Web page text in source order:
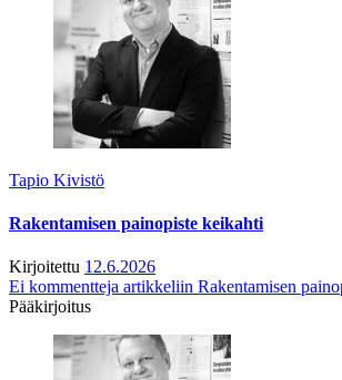
Tapio Kivistö
Rakentamisen painopiste keikahti
Kirjoitettu 12.6.2026
Ei kommentteja artikkeliin Rakentamisen
Pääkirjoitus